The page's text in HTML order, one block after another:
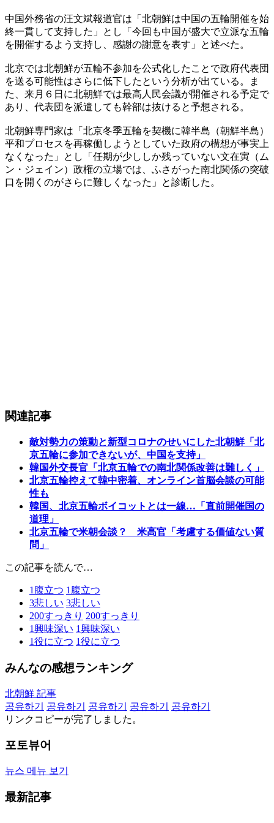
中国外務省の汪文斌報道官は「北朝鮮は中国の五輪開催を始
終一貫して支持した」とし「今回も中国が盛大で立派な五輪
を開催するよう支持し、感謝の謝意を表す」と述べた。
北京では北朝鮮が五輪不参加を公式化したことで政府代表団
を送る可能性はさらに低下したという分析が出ている。ま
た、来月６日に北朝鮮では最高人民会議が開催される予定で
あり、代表団を派遣しても幹部は抜けると予想される。
北朝鮮専門家は「北京冬季五輪を契機に韓半島（朝鮮半島）
平和プロセスを再稼働しようとしていた政府の構想が事実上
なくなった」とし「任期が少ししか残っていない文在寅（ム
ン・ジェイン）政権の立場では、ふさがった南北関係の突破
口を開くのがさらに難しくなった」と診断した。
関連記事
敵対勢力の策動と新型コロナのせいにした北朝鮮「北
京五輪に参加できないが、中国を支持」
韓国外交長官「北京五輪での南北関係改善は難しく」
北京五輪控えて韓中密着、オンライン首脳会談の可能
性も
韓国、北京五輪ボイコットとは一線…「直前開催国の
道理」
北京五輪で米朝会談？ 米高官「考慮する価値ない質
問」
この記事を読んで…
1 腹立つ 1 腹立つ
3悲しい 3悲しい
200すっきり 200すっきり
1興味深い 1興味深い
1役に立つ 1役に立つ
みんなの感想ランキング
北朝鮮 記事
공유하기
공유하기 공유하기 공유하기
공유하기
リンクコピーが完了しました。
포토뷰어
뉴스 메뉴 보기
最新記事